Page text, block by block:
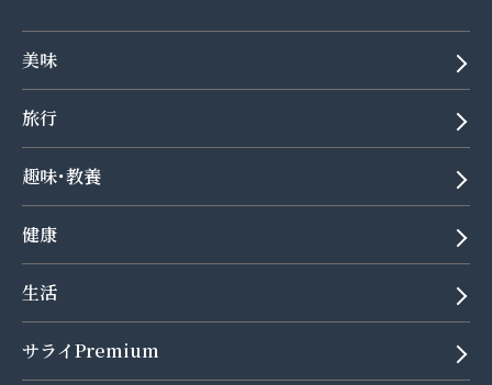
美味
旅行
趣味･教養
健康
生活
サライPremium